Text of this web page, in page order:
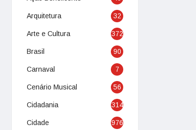
Arquitetura 32
Arte e Cultura 372
Brasil 90
Carnaval 7
Cenário Musical 56
Cidadania 314
Cidade 976